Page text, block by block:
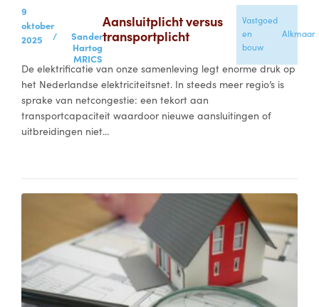
9
oktober
2025
/
Sander
Hartog
MRICS
Aansluitplicht versus
transportplicht
Vastgoed
en
bouw
Alkmaar
De elektrificatie van onze samenleving legt enorme druk op
het Nederlandse elektriciteitsnet. In steeds meer regio’s is
sprake van netcongestie: een tekort aan
transportcapaciteit waardoor nieuwe aansluitingen of
uitbreidingen niet...